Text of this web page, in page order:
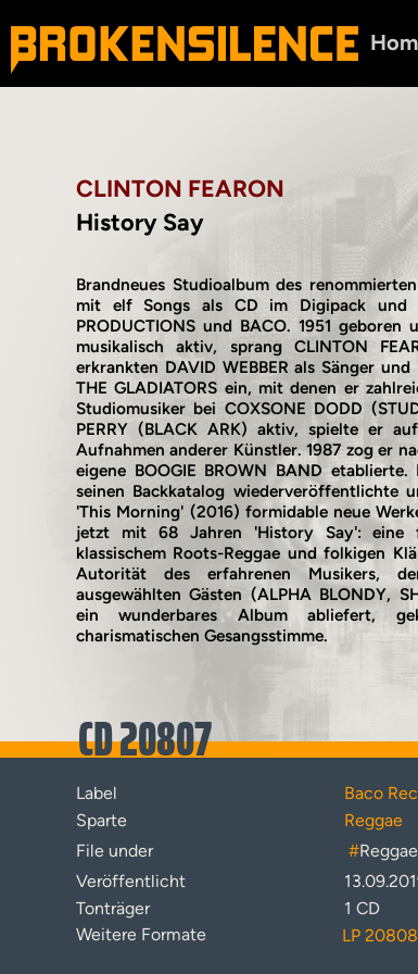
CLINTON FEARON
History Say
Brandneues Studioalbum des
mit elf Songs als CD im Digipack und
PRODUCTIONS und BACO. 1951
musikalisch aktiv, sprang CLINTON
erkrankten DAVID WEBBER als Sänger
THE GLADIATORS ein, mit denen er
Studiomusiker bei COXSONE DODD
PERRY (BLACK ARK) aktiv, spielte er
Aufnahmen anderer Künstler. 1987 zog er
eigene BOOGIE BROWN BAND
seinen Backkatalog wiederveröffentlichte
'This Morning' (2016) formidable neue
jetzt mit 68 Jahren 'History Say': eine
klassischem Roots-Reggae und folkigen
Autorität des erfahrenen Musikers,
ausgewählten Gästen (ALPHA BLONDY,
ein wunderbares Album abliefert,
charismatischen Gesangsstimme.
CD 20807
Label
Baco
Sparte
Reggae
File under
#Reggae
Veröffentlicht
Tonträger
1 CD
Weitere Formate
LP 20808